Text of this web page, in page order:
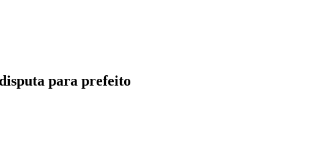
para prefeito